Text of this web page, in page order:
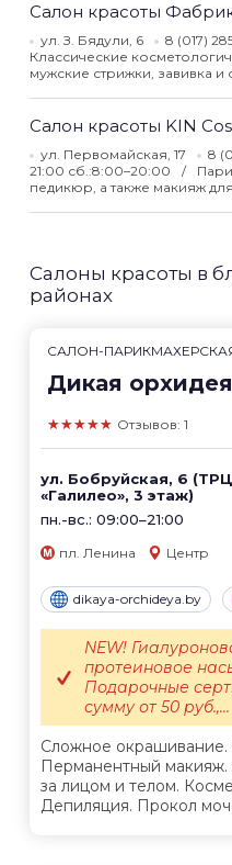
Салон красоты
ул. З. Бядули, 6 8 (017)
Классические
мужские стрижки, завивка и
Салон красоты KIN
ул. Первомайская, 17 8
21:00 сб.:8:00–20:00
педикюр, а также макияж
Салоны красоты в
районах
САЛОН-
Дикая орхидея
★★★★★ Отзывов: 1
ул. Бобруйская, 6 (ТРЦ
«Галилео», 3 этаж)
пн.-вс.: 09:00–21:00
пл. Ленина Центр
dikaya-orchideya.by
Сложное
Перманентный макияж.
за лицом и телом.
Депиляция. Прокол
NEW!
протеиновое
Подарочные
сумму от 50 руб.,...